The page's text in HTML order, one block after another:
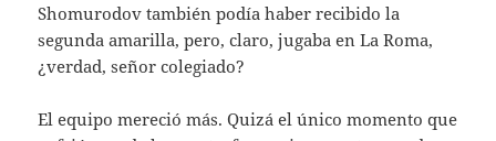
Shomurodov también podía haber recibido la
segunda amarilla, pero, claro, jugaba en La Roma,
¿verdad, señor colegiado?
El equipo mereció más. Quizá el único momento que